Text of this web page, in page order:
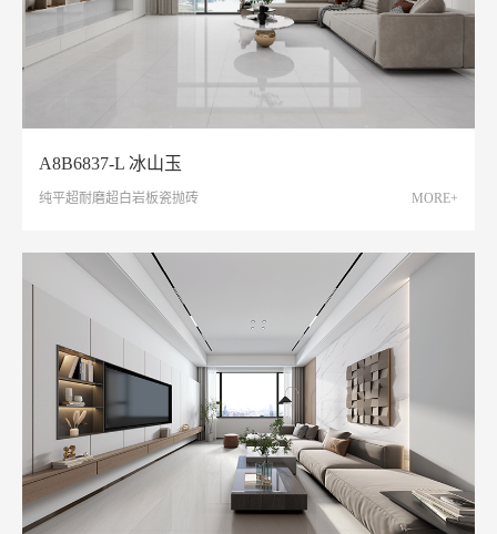
A8B6837-L 冰山玉
MORE+
纯平超耐磨超白岩板瓷抛砖